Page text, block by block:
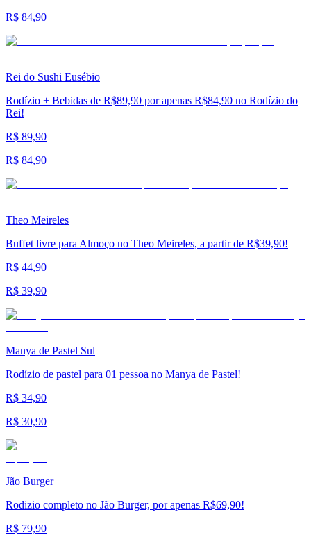
R$ 84,90
Rei do Sushi Eusébio
Rodízio + Bebidas de R$89,90 por apenas R$84,90 no Rodízio do
Rei!
R$ 89,90
R$ 84,90
Theo Meireles
Buffet livre para Almoço no Theo Meireles, a partir de R$39,90!
R$ 44,90
R$ 39,90
Manya de Pastel Sul
Rodízio de pastel para 01 pessoa no Manya de Pastel!
R$ 34,90
R$ 30,90
Jão Burger
Rodizio completo no Jão Burger, por apenas R$69,90!
R$ 79,90